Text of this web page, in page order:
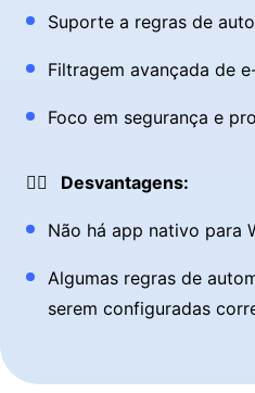
Suporte a regras de
Filtragem avançada de
Foco em segurança e
👎🏼 Desvantagens:
Não há app nativo para
Algumas regras de
serem configuradas